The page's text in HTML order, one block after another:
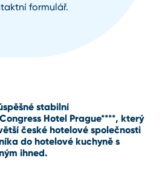
formulář.
stabilní
Hotel Prague****, který
české hotelové společnosti
do hotelové kuchyně s
ihned.